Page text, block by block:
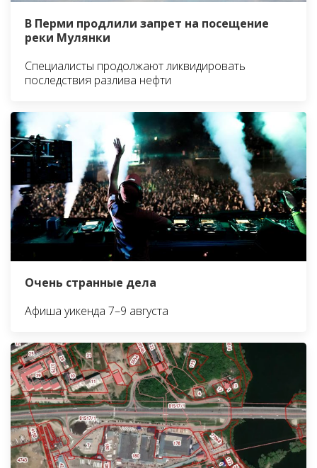
В Перми продлили запрет на посещение
реки Мулянки
Специалисты продолжают ликвидировать
последствия разлива нефти
Очень странные дела
Афиша уикенда 7–9 августа